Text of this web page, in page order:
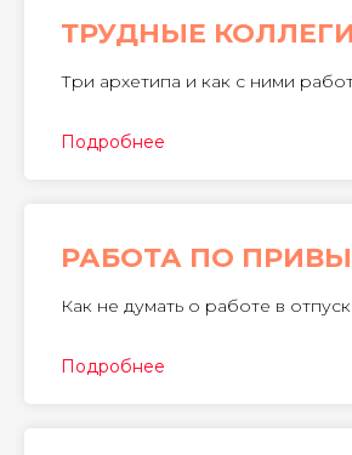
ТРУДНЫЕ КОЛЛЕГИ
Три архетипа и как с ними
Подробнее
РАБОТА ПО
Как не думать о работе в
Подробнее